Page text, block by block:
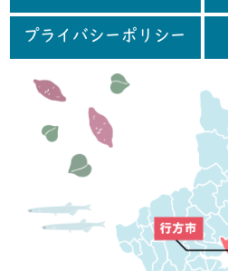
プライバシーポリシー